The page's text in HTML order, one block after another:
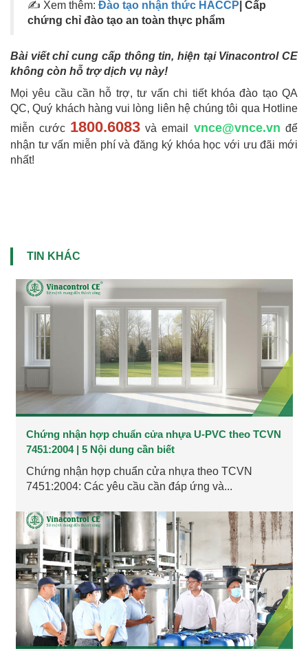
✍ Xem thêm: Đào tạo nhận thức HACCP | Cấp
chứng chỉ đào tạo an toàn thực phẩm
Bài viết chỉ cung cấp thông tin, hiện tại Vinacontrol CE
không còn hỗ trợ dịch vụ này!
Mọi yêu cầu cần hỗ trợ, tư vấn chi tiết khóa đào tạo QA
QC, Quý khách hàng vui lòng liên hệ chúng tôi qua Hotline
miễn cước 1800.6083 và email vnce@vnce.vn để
nhận tư vấn miễn phí và đăng ký khóa học với ưu đãi mới
nhất!
TIN KHÁC
Chứng nhận hợp chuẩn cửa nhựa U-PVC theo TCVN
7451:2004 | 5 Nội dung cần biết
Chứng nhận hợp chuẩn cửa nhựa theo TCVN
7451:2004: Các yêu cầu cần đáp ứng và...